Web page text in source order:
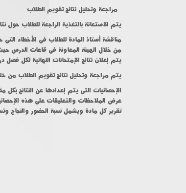
مراجعة وتحليل نتائج تقويم الطلاب
يتم الاستعانة بالتغذية الراجعة للطلاب
مناقشة أستاذ المادة للطلاب فى الأخطاء
من خلال الهيئة المعاونة فى قاعات الدرس
يتم إعلان نتائج الإمتحانات النهائية لكل
يتم مراجعة وتحليل نتائج تقويم الطلاب من
الإحصائيات التى يتم إعدادها عن النتائج
عرض الملاحظات والتعليقات على هذه
تقرير كل مادة ويشمل نسبة الحضور والنجاح